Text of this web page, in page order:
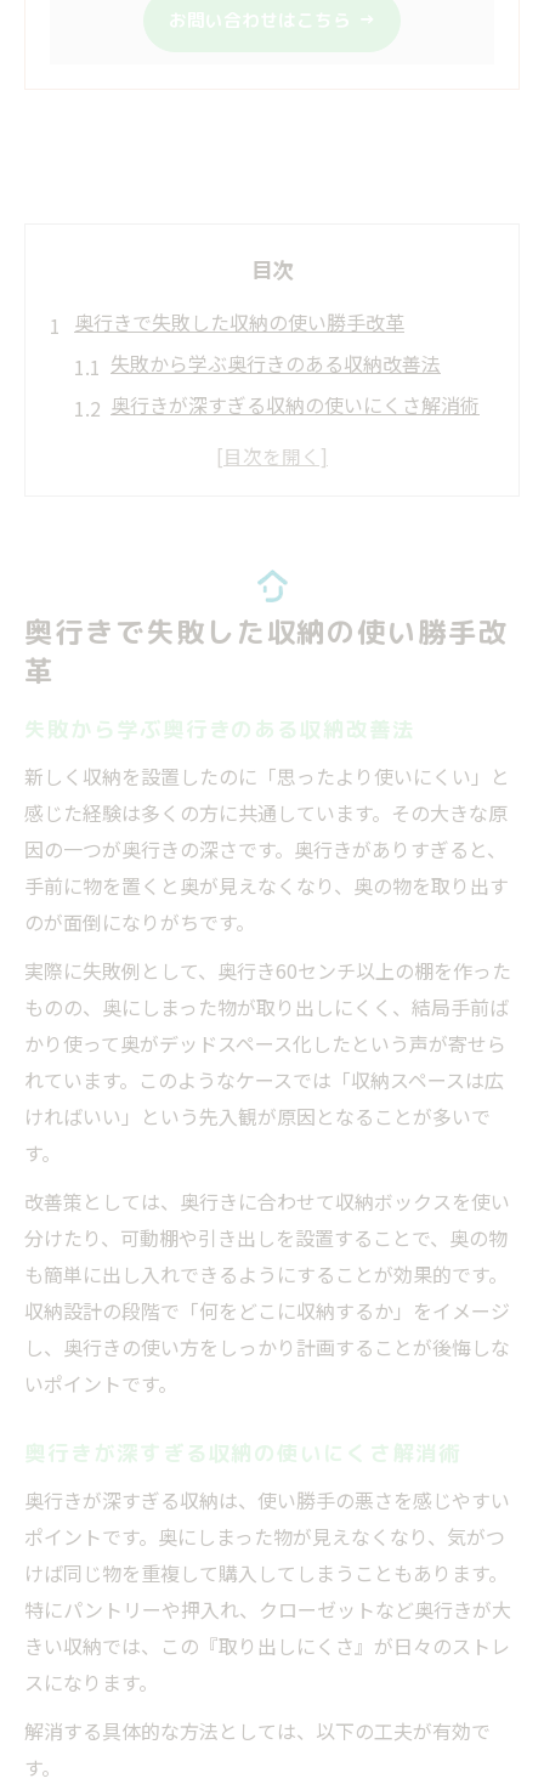
お問い合わせはこちら
目次
奥行きで失敗した収納の使い勝手改革
失敗から学ぶ奥行きのある収納改善法
奥行きが深すぎる収納の使いにくさ解消術
収納失敗例から見る奥行き問題の本質
新調した収納が使いにくい理由を徹底解説
なぜ新しい収納で失敗が起こるのかを解明
失敗しやすい奥行きが深い棚の落とし穴
収納の奥行き失敗で後悔しないための視点
使いにくい収納に共通する失敗の特徴
奥行きの深すぎる収納で起こる意外な問題点
失敗を招く奥行きが深すぎる収納の実態
奥行きが深い収納で起こる隠れた失敗例
収納の奥行き失敗でよくあるデッドスペー
ス
奥行きの深い収納で後悔する落とし穴
使いにくい奥行き収納の失敗事例を紹介
収納の失敗を防ぐために知っておくべきコツ
奥行きが深い収納で後悔しないためのコツ
収納の奥行き失敗を回避する重要ポイント
使いにくい奥行き収納の失敗を防ぐ方法
使いにくさを感じたら試したい収納アイデア集
失敗を活かす奥行き収納アイデア実例集
使いにくい収納の失敗を解消する工夫集
奥行き収納の失敗を減らす実用アイデア
後悔しない収納選びのポイントと実例紹介
失敗しない奥行き収納の実例と選び方
奥行きで後悔しない収納選びの成功術
収納の失敗を防ぐ奥行きの活用ポイント
奥行きで失敗した収納の使い勝手改
革
失敗から学ぶ奥行きのある収納改善法
新しく収納を設置したのに「思ったより使いにくい」と
感じた経験は多くの方に共通しています。その大きな原
因の一つが奥行きの深さです。奥行きがありすぎると、
手前に物を置くと奥が見えなくなり、奥の物を取り出す
のが面倒になりがちです。
実際に失敗例として、奥行き60センチ以上の棚を作った
ものの、奥にしまった物が取り出しにくく、結局手前ば
かり使って奥がデッドスペース化したという声が寄せら
れています。このようなケースでは「収納スペースは広
ければいい」という先入観が原因となることが多いで
す。
改善策としては、奥行きに合わせて収納ボックスを使い
分けたり、可動棚や引き出しを設置することで、奥の物
も簡単に出し入れできるようにすることが効果的です。
収納設計の段階で「何をどこに収納するか」をイメージ
し、奥行きの使い方をしっかり計画することが後悔しな
いポイントです。
奥行きが深すぎる収納の使いにくさ解消術
奥行きが深すぎる収納は、使い勝手の悪さを感じやすい
ポイントです。奥にしまった物が見えなくなり、気がつ
けば同じ物を重複して購入してしまうこともあります。
特にパントリーや押入れ、クローゼットなど奥行きが大
きい収納では、この『取り出しにくさ』が日々のストレ
スになります。
解消する具体的な方法としては、以下の工夫が有効で
す。